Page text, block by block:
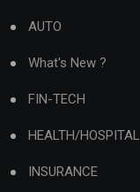
AUTO
What's New ?
FIN-TECH
HEALTH/HOSPITAL
INSURANCE